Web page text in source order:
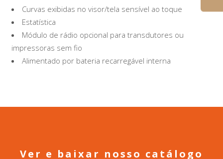
Curvas exibidas no visor/tela sensível ao toque
Estatística
Módulo de rádio opcional para transdutores ou
impressoras sem fio
Alimentado por bateria recarregável interna
Ver e baixar nosso catálogo